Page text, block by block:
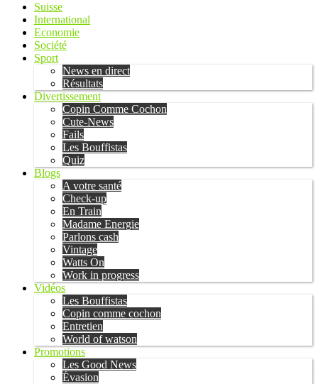
Suisse
International
Economie
Société
Sport
News en direct
Résultats
Divertissement
Copin Comme Cochon
Cute-News
Fails
Les Bouffistas
Quiz
Blogs
A votre santé
Check-up
En Train
Madame Energie
Parlons cash
Vintage
Watts On
Work in progress
Vidéos
Les Bouffistas
Copin comme cochon
Entretien
World of watson
Promotions
Les Good News
Évasion